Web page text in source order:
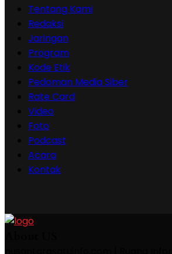
Tentang Kami
Redaksi
Jaringan
Program
Kode Etik
Pedoman Media Siber
Rate Card
Video
Foto
Podcast
Acara
Kontak